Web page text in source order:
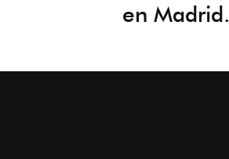
en Madrid.